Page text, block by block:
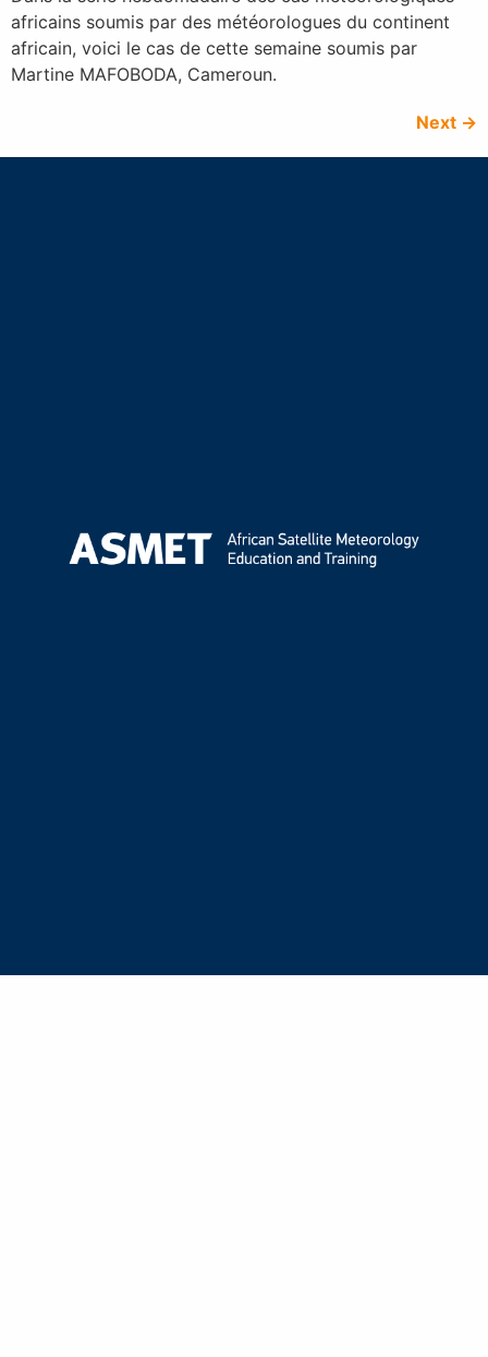
africains soumis par des météorologues du continent
africain, voici le cas de cette semaine soumis par
Martine MAFOBODA, Cameroun.
Next →